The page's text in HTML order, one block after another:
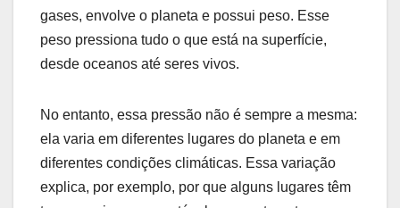
gases, envolve o planeta e possui peso. Esse
peso pressiona tudo o que está na superfície,
desde oceanos até seres vivos.
No entanto, essa pressão não é sempre a mesma:
ela varia em diferentes lugares do planeta e em
diferentes condições climáticas. Essa variação
explica, por exemplo, por que alguns lugares têm